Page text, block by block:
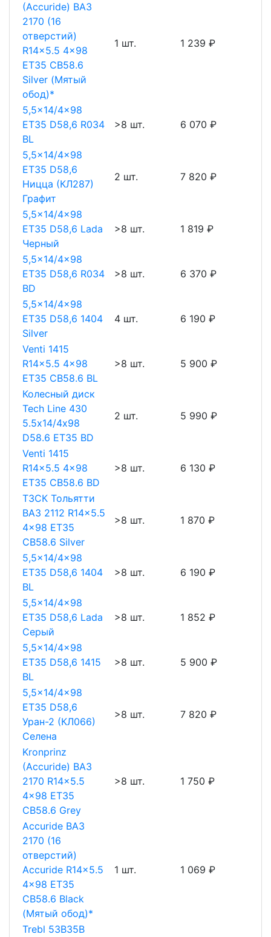
(Accuride) ВАЗ
2170 (16
отверстий)
R14x5.5 4x98
ET35 CB58.6
Silver (Мятый
обод)*
1 шт. 1 239 ₽
5,5x14/4x98
ET35 D58,6 R034
BL
>8 шт. 6 070 ₽
5,5x14/4x98
ET35 D58,6
Ницца (КЛ287)
Графит
2 шт. 7 820 ₽
5,5x14/4x98
ET35 D58,6 Lada
Черный
>8 шт. 1 819 ₽
5,5x14/4x98
ET35 D58,6 R034
BD
>8 шт. 6 370 ₽
5,5x14/4x98
ET35 D58,6 1404
Silver
4 шт. 6 190 ₽
Venti 1415
R14x5.5 4x98
ET35 CB58.6 BL
>8 шт. 5 900 ₽
Колесный диск
Tech Line 430
5.5х14/4х98
D58.6 ET35 BD
2 шт. 5 990 ₽
Venti 1415
R14x5.5 4x98
ET35 CB58.6 BD
>8 шт. 6 130 ₽
ТЗСК Тольятти
ВАЗ 2112 R14x5.5
4x98 ET35
CB58.6 Silver
>8 шт. 1 870 ₽
5,5x14/4x98
ET35 D58,6 1404
BL
>8 шт. 6 190 ₽
5,5x14/4x98
ET35 D58,6 Lada
Серый
>8 шт. 1 852 ₽
5,5x14/4x98
ET35 D58,6 1415
BL
>8 шт. 5 900 ₽
5,5x14/4x98
ET35 D58,6
Уран-2 (КЛ066)
Селена
>8 шт. 7 820 ₽
Kronprinz
(Accuride) ВАЗ
2170 R14x5.5
4x98 ET35
CB58.6 Grey
>8 шт. 1 750 ₽
Accuride ВАЗ
2170 (16
отверстий)
Accuride R14x5.5
4x98 ET35
CB58.6 Black
(Мятый обод)*
1 шт. 1 069 ₽
Trebl 53B35B